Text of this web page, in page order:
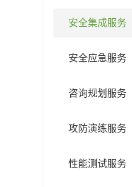
安全集成服务
安全应急服务
咨询规划服务
攻防演练服务
性能测试服务